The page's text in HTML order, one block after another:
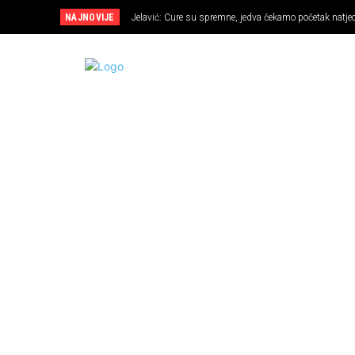
NAJNOVIJE Jelavić: Cure su spremne, jedva čekamo početak